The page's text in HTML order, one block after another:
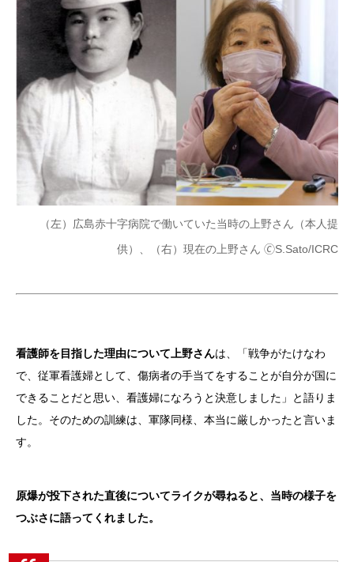
（左）広島赤十字病院で働いていた当時の上野さん（本人提
供）、（右）現在の上野さん 🄫S.Sato/ICRC
看護師を目指した理由について上野さんは、「戦争がたけなわ
で、従軍看護婦として、傷病者の手当てをすることが自分が国に
できることだと思い、看護婦になろうと決意しました」と語りま
した。そのための訓練は、軍隊同様、本当に厳しかったと言いま
す。
原爆が投下された直後についてライクが尋ねると、当時の様子を
つぶさに語ってくれました。